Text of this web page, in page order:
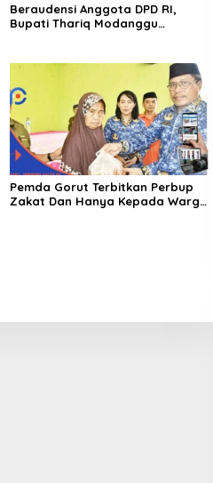
Beraudensi Anggota DPD RI,
Bupati Thariq Modanggu
Pemda Gorut Terbitkan Perbup
Zakat Dan Hanya Kepada Warga